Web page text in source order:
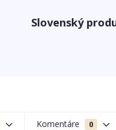
Slovenský
Komentáre 0